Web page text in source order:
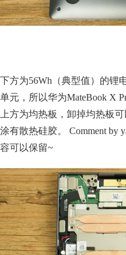
下方为56Wh（典型值）的锂
单元，所以华为MateBook X
上方为均热板，卸掉均热板
涂有散热硅胶。 Comment by
容可以保留~